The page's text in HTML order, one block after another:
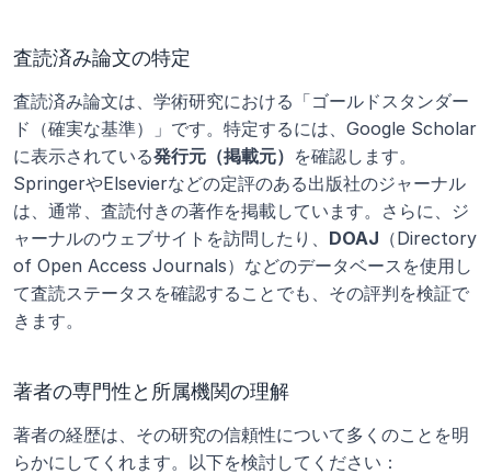
査読済み論文の特定
査読済み論文は、学術研究における「ゴールドスタンダー
ド（確実な基準）」です。特定するには、Google Scholar
に表示されている発行元（掲載元） を確認します。
SpringerやElsevierなどの定評のある出版社のジャーナル
は、通常、査読付きの著作を掲載しています。さらに、ジ
ャーナルのウェブサイトを訪問したり、 DOAJ （Directory
of Open Access Journals）などのデータベースを使用し
て査読ステータスを確認することでも、その評判を検証で
きます。
著者の専門性と所属機関の理解
著者の経歴は、その研究の信頼性について多くのことを明
らかにしてくれます。以下を検討してください：